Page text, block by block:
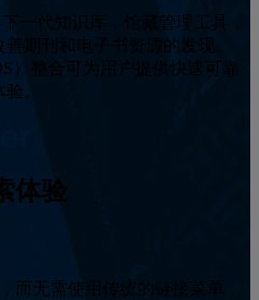
下一代知识库，馆藏管理工具，
期刊和电子书资源的发现。
）整合可为用户提供快速可靠
。
体验
而无需使用传统的链接菜单，